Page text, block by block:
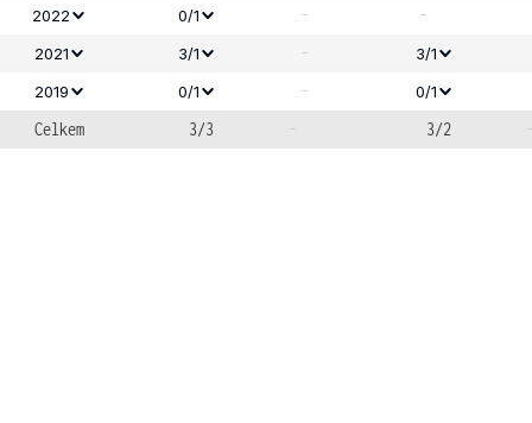
2022 0/1 - -
2021 3/1 -
3/1
2019
0/1 - 0/1
Celkem 3/3 - 3/2